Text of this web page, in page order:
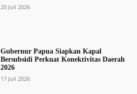
20 Juli 2026
Gubernur Papua Siapkan Kapal
Bersubsidi Perkuat Konektivitas Daerah
2026
17 Juli 2026